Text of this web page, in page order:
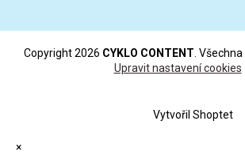
Vytvořil Shoptet
Copyright 2026 CYKLO CONTENT.
Upravit nastavení cookies
×